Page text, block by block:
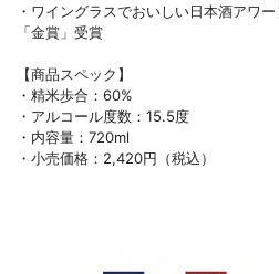
・ワイングラスでおいしい日本酒アワ
「金賞」受賞
【商品スペック】
・精米歩合：60%
・アルコール度数：15.5度
・内容量：720ml
・小売価格：2,420円（税込）